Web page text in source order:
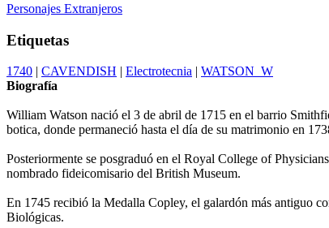
Personajes Extranjeros
Etiquetas
1740 | CAVENDISH | Electrotecnia | WATSON_W
Biografía
William Watson nació el 3 de abril de 1715 en el barrio
botica, donde permaneció hasta el día de su matrimonio en
Posteriormente se posgraduó en el Royal College of
nombrado fideicomisario del British Museum.
En 1745 recibió la Medalla Copley, el galardón más antiguo
Biológicas.